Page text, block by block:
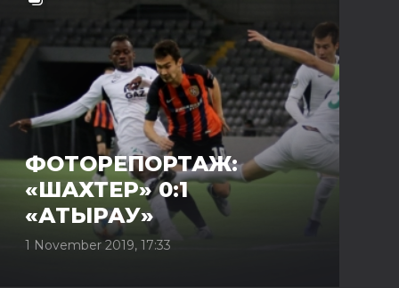
ФОТОРЕПОРТАЖ:
«ШАХТЕР» 0:1
«АТЫРАУ»
1 November 2019, 17:33